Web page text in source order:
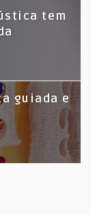
tem
guiada e